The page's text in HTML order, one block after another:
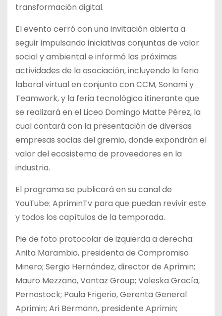
transformación digital.
El evento cerró con una invitación abierta a
seguir impulsando iniciativas conjuntas de valor
social y ambiental e informó las próximas
actividades de la asociación, incluyendo la feria
laboral virtual en conjunto con CCM, Sonami y
Teamwork, y la feria tecnológica itinerante que
se realizará en el Liceo Domingo Matte Pérez, la
cual contará con la presentación de diversas
empresas socias del gremio, donde expondrán el
valor del ecosistema de proveedores en la
industria.
El programa se publicará en su canal de
YouTube: ApriminTv para que puedan revivir este
y todos los capítulos de la temporada.
Pie de foto protocolar de izquierda a derecha:
Anita Marambio, presidenta de Compromiso
Minero; Sergio Hernández, director de Aprimin;
Mauro Mezzano, Vantaz Group; Valeska Gracía,
Pernostock; Paula Frigerio, Gerenta General
Aprimin; Ari Bermann, presidente Aprimin;